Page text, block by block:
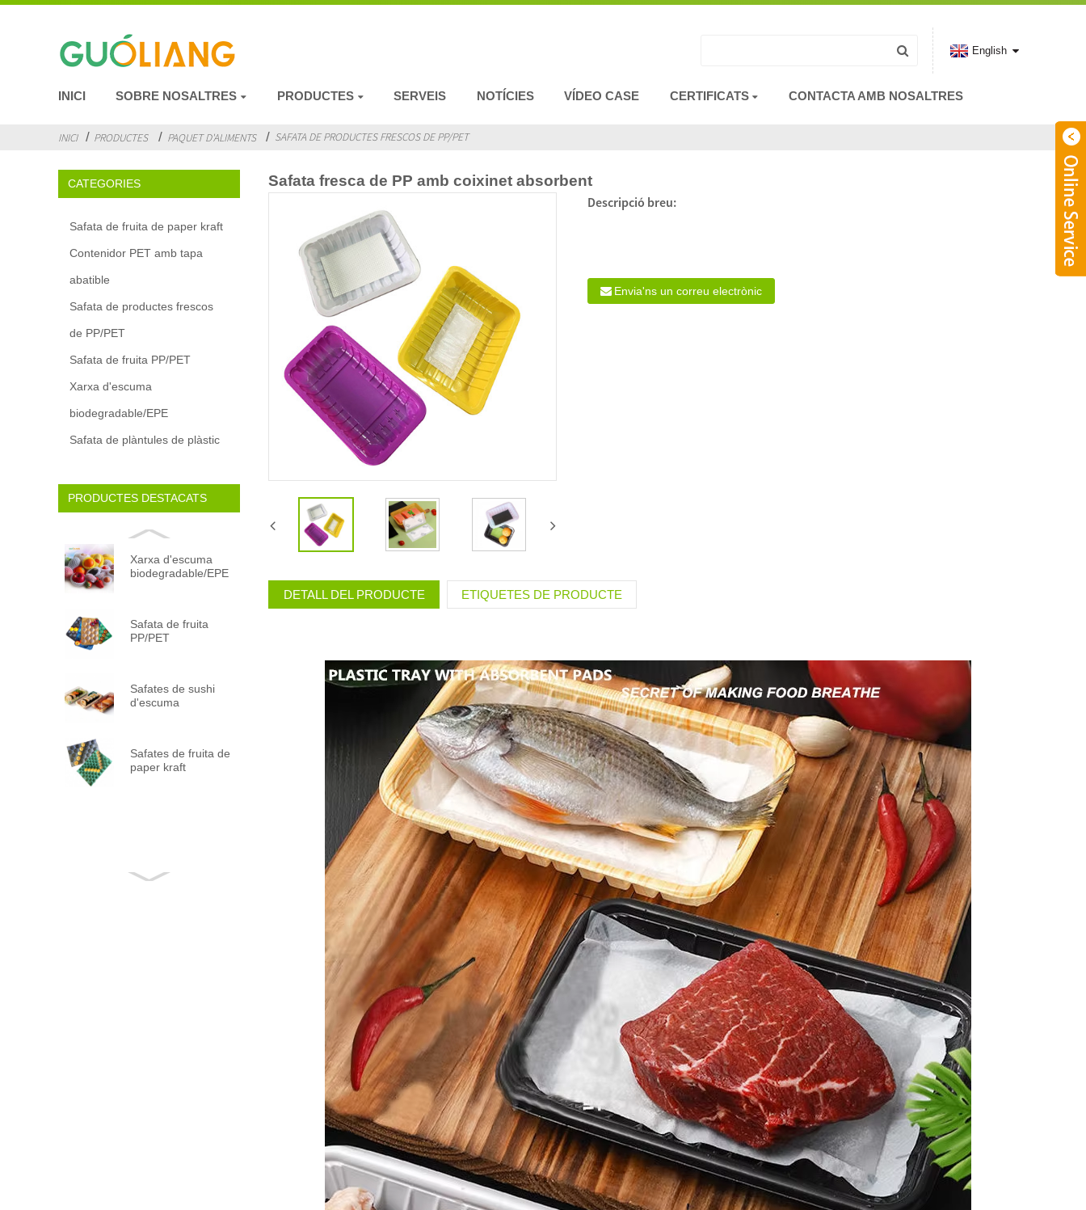
INICI SOBRE NOSALTRES PRODUCTES SERVEIS NOTÍCIES VÍDEO CASE CERTIFICATS CONTACTA AMB NOSALTRES
English
INICI PRODUCTES PAQUET D'ALIMENTS SAFATA DE PRODUCTES FRESCOS DE PP/PET
CATEGORIES
Safata de fruita de paper kraft
Contenidor PET amb tapa
abatible
Safata de productes frescos
de PP/PET
Safata de fruita PP/PET
Xarxa d'escuma
biodegradable/EPE
Safata de plàntules de plàstic
PRODUCTES DESTACATS
Xarxa d'escuma
biodegradable/EPE
Safata de fruita
PP/PET
Safates de sushi
d'escuma
Safates de fruita de
paper kraft
Safata fresca de PP amb coixinet absorbent
Descripció breu:
Envia'ns un correu electrònic
DETALL DEL PRODUCTE ETIQUETES DE PRODUCTE